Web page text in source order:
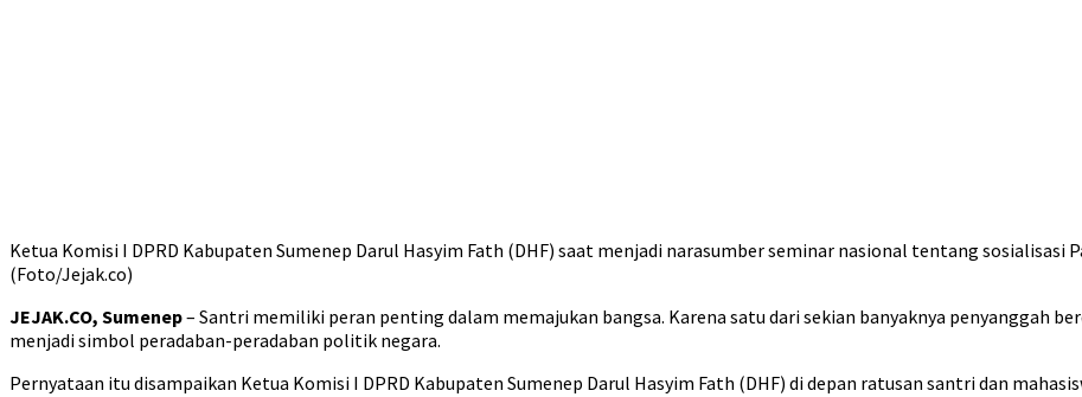
Ketua Komisi I DPRD Kabupaten Sumenep Darul Hasyim Fath (DHF) saat menjadi narasumber seminar nasional tentang sosialisasi
(Foto/Jejak.co)
JEJAK.CO, Sumenep– Santri memiliki peran penting dalam memajukan bangsa. Karena satu dari sekian banyaknya penyanggah
menjadi simbol peradaban-peradaban politik negara.
Pernyataan itu disampaikan Ketua Komisi I DPRD Kabupaten Sumenep Darul Hasyim Fath (DHF) di depan ratusan santri dan